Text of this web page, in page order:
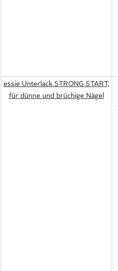
essie Unterlack STRONG START,
für dünne und brüchige Nägel